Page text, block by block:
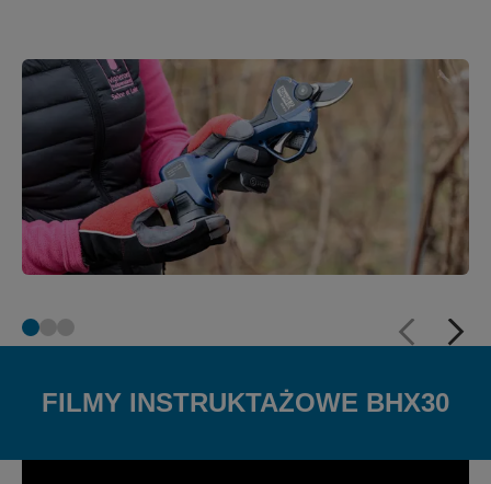
FILMY INSTRUKTAŻOWE BHX30